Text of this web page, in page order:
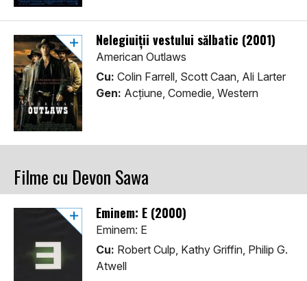
Nelegiuiții vestului sălbatic (2001)
American Outlaws
Cu: Colin Farrell, Scott Caan, Ali Larter
Gen: Acţiune, Comedie, Western
Filme cu Devon Sawa
Eminem: E (2000)
Eminem: E
Cu: Robert Culp, Kathy Griffin, Philip G.
Atwell